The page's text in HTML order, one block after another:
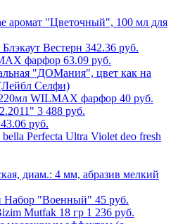
342.36 руб.
63.09 руб.
40 руб.
3 488 руб.
43.06 руб.
45 руб.
1 236 руб.